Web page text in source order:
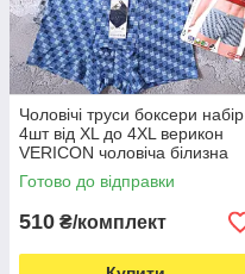
Чоловічі труси боксери набір
4шт від XL до 4XL верикон
VERICON чоловіча білизна
Готово до відправки
510 ₴/комплект